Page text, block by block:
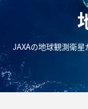
JAXAの地球観測衛